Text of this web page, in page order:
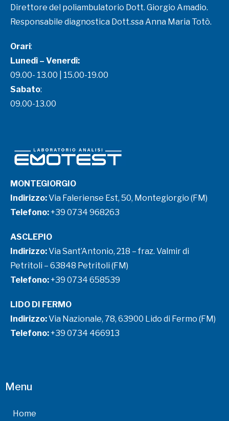
Direttore del poliambulatorio Dott. Giorgio Amadio.
Responsabile diagnostica Dott.ssa Anna Maria Totò.
Orari:
Lunedì – Venerdì:
09.00- 13.00 | 15.00-19.00
Sabato:
09.00-13.00
MONTEGIORGIO
Indirizzo:Via Faleriense Est, 50, Montegiorgio (FM)
Telefono:+39 0734 968263
ASCLEPIO
Indirizzo:Via Sant’Antonio, 218 – fraz. Valmir di
Petritoli – 63848 Petritoli (FM)
Telefono:+39 0734 658539
LIDO DI FERMO
Indirizzo:Via Nazionale, 78, 63900 Lido di Fermo (FM)
Telefono:+39 0734 466913
Menu
Home